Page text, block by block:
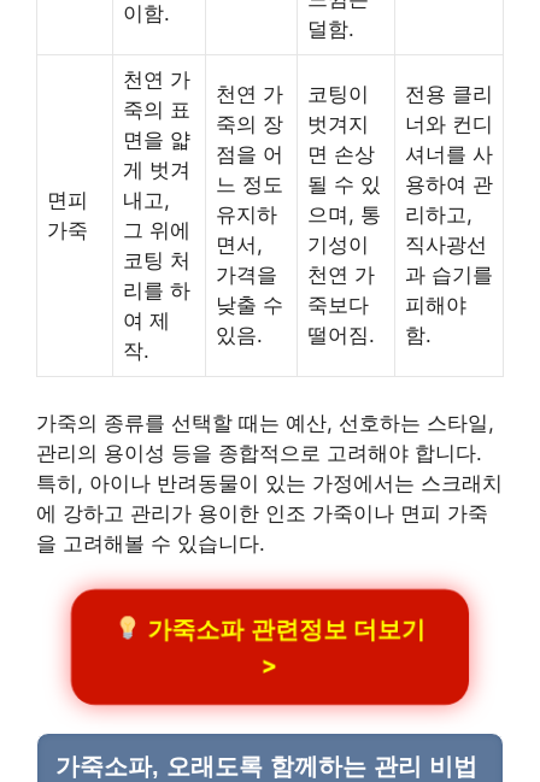
이함.
덜함.
면피
가죽
천연 가
죽의 표
면을 얇
게 벗겨
내고,
그 위에
코팅 처
리를 하
여 제
작.
천연 가
죽의 장
점을 어
느 정도
유지하
면서,
가격을
낮출 수
있음.
코팅이
벗겨지
면 손상
될 수 있
으며, 통
기성이
천연 가
죽보다
떨어짐.
전용 클리
너와 컨디
셔너를 사
용하여 관
리하고,
직사광선
과 습기를
피해야
함.
가죽의 종류를 선택할 때는 예산, 선호하는 스타일,
관리의 용이성 등을 종합적으로 고려해야 합니다.
특히, 아이나 반려동물이 있는 가정에서는 스크래치
에 강하고 관리가 용이한 인조 가죽이나 면피 가죽
을 고려해볼 수 있습니다.
가죽소파 관련정보 더보기
>
가죽소파, 오래도록 함께하는 관리 비법